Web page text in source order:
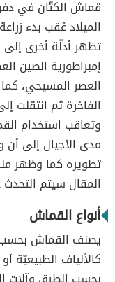
الميلاد عُقب بدء زراعة
تظهر أدلّة أخرى
إمبراطورية الصين
العصر المسيحي،
الفاخرة ثم انتقلت
وتعاقب استخدام
مدى الأجيال إلى
تطويره كما وظهر
المقال سيتم
أنواع القماش
يصنف القماش بحسب
كالألياف الطبيعيّة